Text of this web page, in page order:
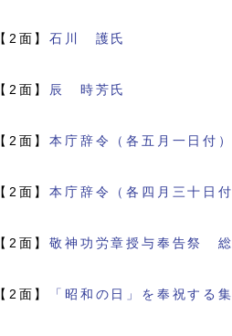
【2面】石川 護氏
【2面】 辰 時芳氏
【2面】本庁辞令（各五月一日付）
【2面】本庁辞令（各四月三十日付
【2面】敬神功労章授与奉告祭
【2面】 「昭和の日」を奉祝する